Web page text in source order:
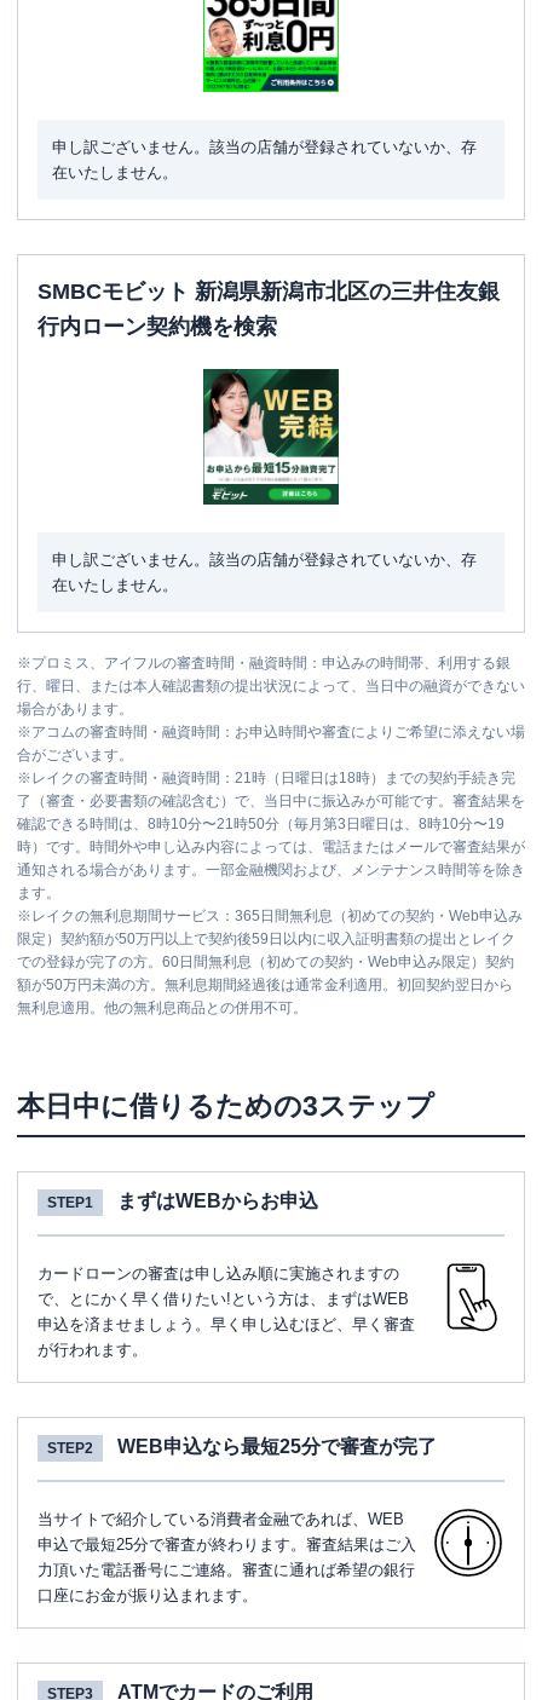
申し訳ございません。該当の店舗が登録されていないか、存
在いたしません。
SMBCモビット 新潟県新潟市北区の三井住友銀
行内ローン契約機を検索
申し訳ございません。該当の店舗が登録されていないか、存
在いたしません。
※プロミス、アイフルの審査時間・融資時間：申込みの時間帯、利用する銀
行、曜日、または本人確認書類の提出状況によって、当日中の融資ができない
場合があります。
※アコムの審査時間・融資時間：お申込時間や審査によりご希望に添えない場
合がございます。
※ レイクの審査時間・融資時間：21時（日曜日は18時）までの契約手続き完
了（審査・必要書類の確認含む）で、当日中に振込みが可能です。審査結果を
確認できる時間は、8時10分〜21時50分（毎月第3日曜日は、8時10分〜19
時）です。時間外や申し込み内容によっては、電話またはメールで審査結果が
通知される場合があります。一部金融機関および、メンテナンス時間等を除き
ます。
※ レイクの無利息期間サービス：365日間無利息（初めての契約・Web申込み
限定）契約額が50万円以上で契約後59日以内に収入証明書類の提出とレイク
での登録が完了の方。60日間無利息（初めての契約・Web申込み限定）契約
額が50万円未満の方。無利息期間経過後は通常金利適用。初回契約翌日から
無利息適用。他の無利息商品との併用不可。
本日中に借りるための3ステップ
STEP1 まずはWEBからお申込
カードローンの審査は申し込み順に実施されますの
で、とにかく早く借りたい!という方は、まずはWEB
申込を済ませましょう。早く申し込むほど、早く審査
が行われます。
STEP2 WEB申込なら最短25分で審査が完了
当サイトで紹介している消費者金融であれば、WEB
申込で最短25分で審査が終わります。審査結果はご入
力頂いた電話番号にご連絡。審査に通れば希望の銀行
口座にお金が振り込まれます。
STEP3 ATMでカードのご利用